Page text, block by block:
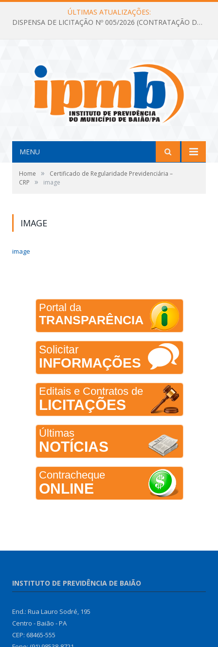
ÚLTIMAS ATUALIZAÇÕES:
DISPENSA DE LICITAÇÃO Nº 005/2026 (CONTRATAÇÃO DE SERVIÇOS TÉCNICOS DE CONSULTORIA E ASSESSORIA EM LICITAÇÃO COM ANÁLISE E ACOMPANHAMENTO DE PROCESSOS LICITATÓRIOS PARA ATENDER AS NECESSIDADES DO INSTITUTO DE PREVIDÊNCIA DO MUNICÍPIO DE BAIÃO – IPMB)
MENU
Home »
Certificado de Regularidade Previdenciária –
CRP
» image
IMAGE
image
Portal da
TRANSPARÊNCIA
Solicitar
INFORMAÇÕES
Editais e Contratos de
LICITAÇÕES
Últimas
NOTÍCIAS
Contracheque
ONLINE
INSTITUTO DE PREVIDÊNCIA DE BAIÃO
End.: Rua Lauro Sodré, 195
Centro - Baião - PA
CEP: 68465-555